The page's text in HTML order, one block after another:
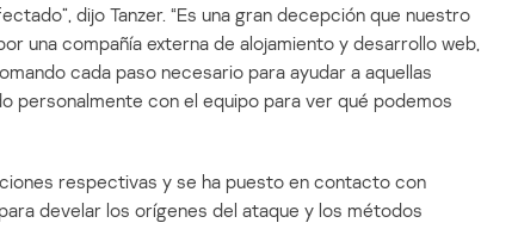
dijo Tanzer. “Es una gran decepción que nuestro
una compañía externa de alojamiento y desarrollo web,
cada paso necesario para ayudar a aquellas
personalmente con el equipo para ver qué podemos
respectivas y se ha puesto en contacto con
develar los orígenes del ataque y los métodos